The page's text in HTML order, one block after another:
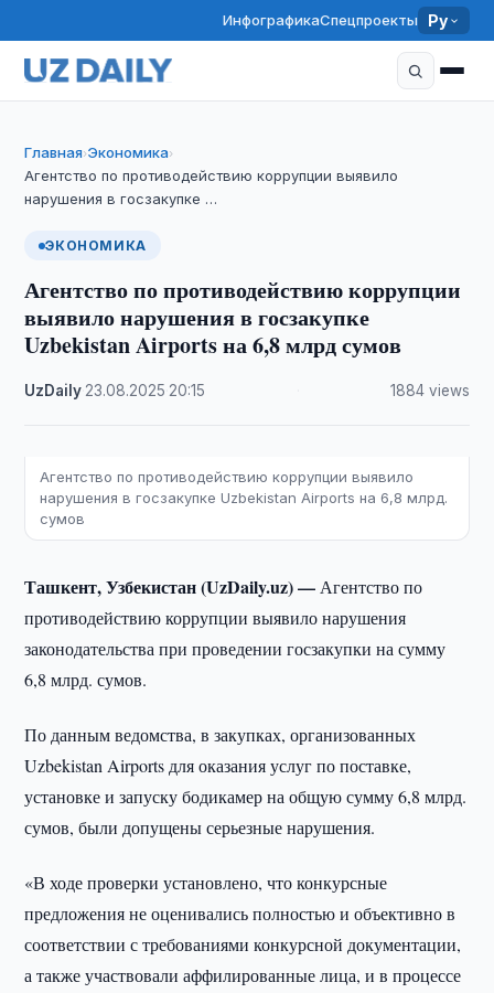
ИнфографикаСпецпроекты Ру
Главная›Экономика›
Агентство по противодействию коррупции выявило
нарушения в госзакупке …
ЭКОНОМИКА
Агентство по противодействию коррупции
выявило нарушения в госзакупке
Uzbekistan Airports на 6,8 млрд сумов
UzDaily 23.08.2025 20:15 1884 views
Агентство по противодействию коррупции выявило
нарушения в госзакупке Uzbekistan Airports на 6,8 млрд.
сумов
Ташкент, Узбекистан (UzDaily.uz) —Агентство по
противодействию коррупции выявило нарушения
законодательства при проведении госзакупки на сумму
6,8 млрд. сумов.
По данным ведомства, в закупках, организованных
Uzbekistan Airports для оказания услуг по поставке,
установке и запуску бодикамер на общую сумму 6,8 млрд.
сумов, были допущены серьезные нарушения.
«В ходе проверки установлено, что конкурсные
предложения не оценивались полностью и объективно в
соответствии с требованиями конкурсной документации,
а также участвовали аффилированные лица, и в процессе